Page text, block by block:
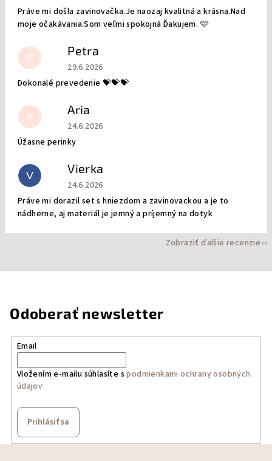
Práve mi došla zavinovačka.Je naozaj kvalitná a krásna.Nad
moje očakávania.Som veľmi spokojná Ďakujem. 🩷
P Petra
Hodnotenie obchodu je 5 z 5 hviezdičiek.
29.6.2026
Dokonalé prevedenie 💝💝💝
A Aria
Hodnotenie obchodu je 5 z 5 hviezdičiek.
24.6.2026
Úžasne perinky
V Vierka
Hodnotenie obchodu je 5 z 5 hviezdičiek.
24.6.2026
Práve mi dorazil set s hniezdom a zavinovackou a je to
nádherne, aj materiál je jemný a príjemný na dotyk
Zobraziť ďalšie recenzie
Odoberať newsletter
Email
Vložením e-mailu súhlasíte spodmienkami ochrany osobných
údajov
Prihlásiť sa